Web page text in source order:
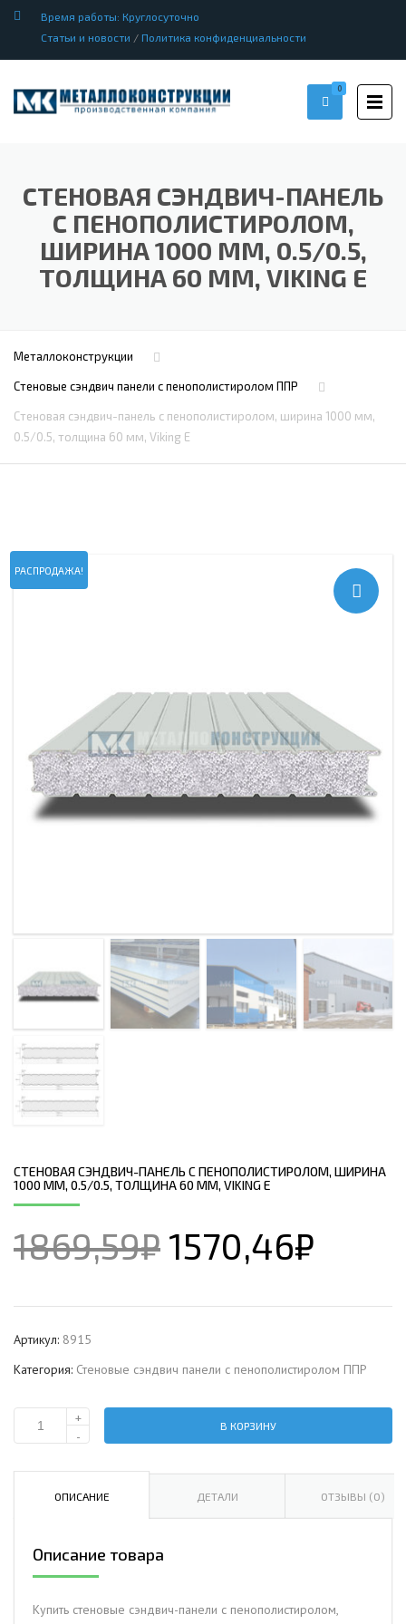
Время работы: Круглосуточно
Статьи и новости / Политика конфиденциальности
0
СТЕНОВАЯ СЭНДВИЧ-ПАНЕЛЬ
С ПЕНОПОЛИСТИРОЛОМ,
ШИРИНА 1000 ММ, 0.5/0.5,
ТОЛЩИНА 60 ММ, VIKING E
Металлоконструкции
Стеновые сэндвич панели с пенополистиролом ППР
Стеновая сэндвич-панель с пенополистиролом, ширина 1000 мм,
0.5/0.5, толщина 60 мм, Viking E
РАСПРОДАЖА!
СТЕНОВАЯ СЭНДВИЧ-ПАНЕЛЬ С ПЕНОПОЛИСТИРОЛОМ, ШИРИНА
1000 ММ, 0.5/0.5, ТОЛЩИНА 60 ММ, VIKING E
1869,59₽ 1570,46₽
Артикул: 8915
Категория: Стеновые сэндвич панели с пенополистиролом ППР
Количество
сэндвич-
ширина
1000
0.5/0.5,
+
-
В КОРЗИНУ
ОПИСАНИЕ ДЕТАЛИ ОТЗЫВЫ (0)
Описание товара
Купить стеновые сэндвич-панели с пенополистиролом,